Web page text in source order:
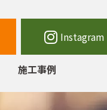
Instagram
施工事例